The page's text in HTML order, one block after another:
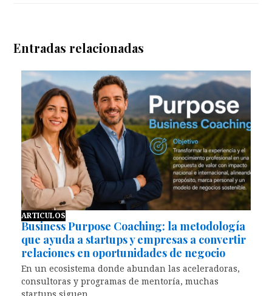
Entradas relacionadas
ARTICULOS
Business Purpose Coaching: la metodología
que ayuda a startups y empresas a convertir
relaciones en oportunidades de negocio
En un ecosistema donde abundan las aceleradoras,
consultoras y programas de mentoría, muchas
startups siguen…